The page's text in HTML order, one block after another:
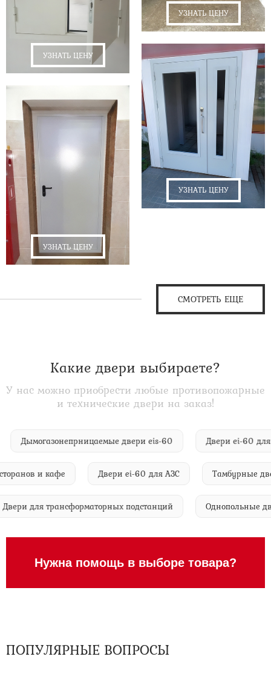
УЗНАТЬ ЦЕНУ
УЗНАТЬ ЦЕНУ
УЗНАТЬ ЦЕНУ
УЗНАТЬ ЦЕНУ
СМОТРЕТЬ ЕЩЕ
Какие двери выбираете?
У нас можно приобрести любые противопожарные
и технические двери на заказ!
Дымогазонепрницаемые двери eis-60 Двери ei-
и кафе Двери ei-60 для АЗС Тамбурные двери
Двери для трансформаторных подстанций
Нужна помощь в выборе товара?
ПОПУЛЯРНЫЕ ВОПРОСЫ